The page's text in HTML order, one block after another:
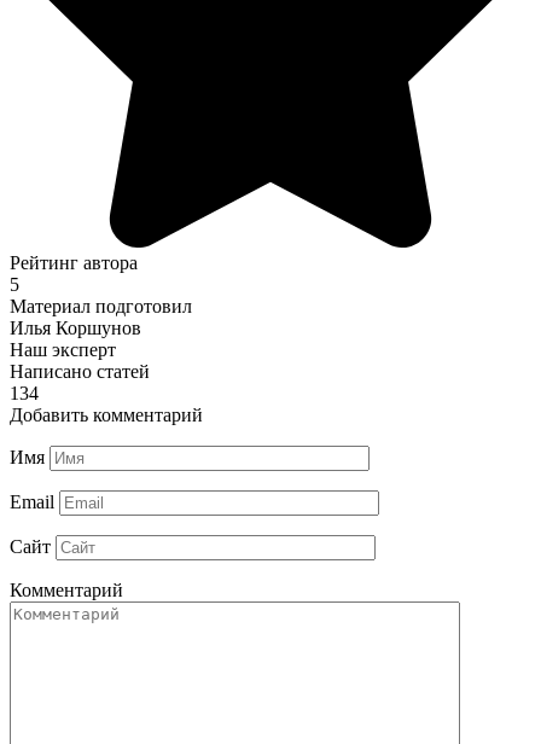
Рейтинг автора
5
Материал подготовил
Илья Коршунов
Наш эксперт
Написано статей
134
Добавить комментарий
Имя
Email
Сайт
Комментарий